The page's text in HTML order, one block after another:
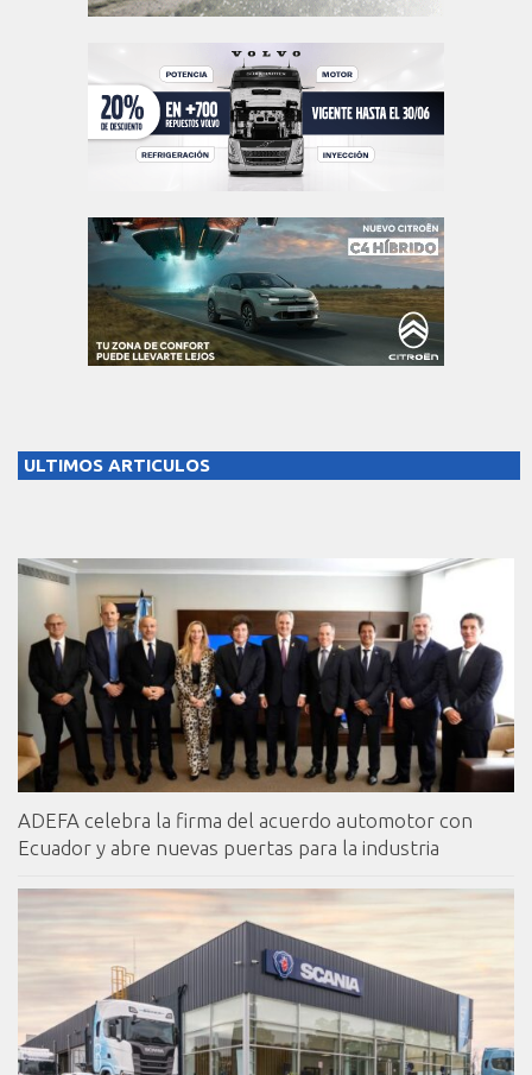
ULTIMOS ARTICULOS
ADEFA celebra la firma del acuerdo automotor con
Ecuador y abre nuevas puertas para la industria